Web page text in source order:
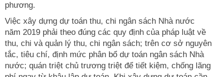
phương.
Việc xây dựng dự toán thu, chi ngân sách Nhà nước
năm 2019 phải theo đúng các quy định của pháp luật về
thu, chi và quản lý thu, chi ngân sách; trên cơ sở nguyên
tắc, tiêu chí, định mức phân bổ dự toán ngân sách Nhà
nước; quán triệt chủ trương triệt để tiết kiệm, chống lãng